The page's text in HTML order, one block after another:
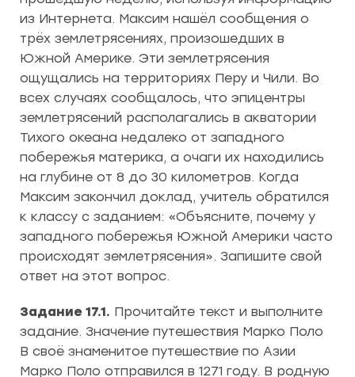
из Интернета. Максим нашёл сообщения о
трёх землетрясениях, произошедших в
Южной Америке. Эти землетрясения
ощущались на территориях Перу и Чили. Во
всех случаях сообщалось, что эпицентры
землетрясений располагались в акватории
Тихого океана недалеко от западного
побережья материка, а очаги их находились
на глубине от 8 до 30 километров. Когда
Максим закончил доклад, учитель обратился
к классу с заданием: «Объясните, почему у
западного побережья Южной Америки часто
происходят землетрясения». Запишите свой
ответ на этот вопрос.
Задание 17.1. Прочитайте текст и выполните
задание. Значение путешествия Марко Поло
В своё знаменитое путешествие по Азии
Марко Поло отправился в 1271 году. В родную